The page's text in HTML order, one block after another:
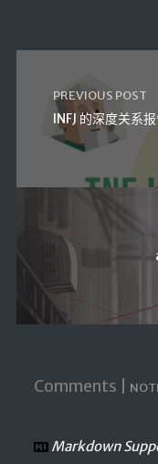
PREVIOUS POST
INFJ 的深度关系
Comments |
Markdown